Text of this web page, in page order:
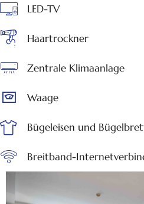
LED-TV
Haartrockner
Zentrale Klimaanlage
Waage
Bügeleisen und
Breitband-